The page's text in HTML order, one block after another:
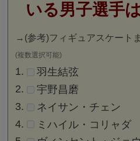
いる男子選手
→ (参考)フィギュアスケート
(複数選択可能)
羽生結弦
宇野昌磨
ネイサン・チェン
ミハイル・コリャダ